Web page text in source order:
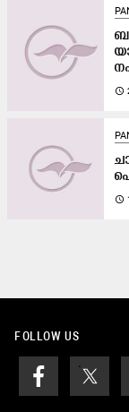
access_time
access_time
FOLLOW US